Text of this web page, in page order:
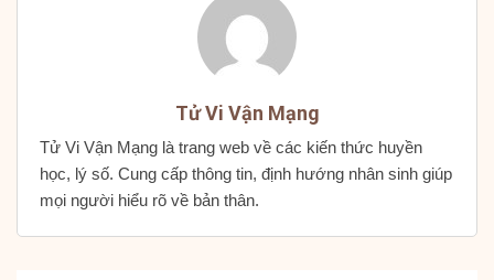
Tử Vi Vận Mạng
Tử Vi Vận Mạng là trang web về các kiến thức huyền
học, lý số. Cung cấp thông tin, định hướng nhân sinh giúp
mọi người hiểu rõ về bản thân.